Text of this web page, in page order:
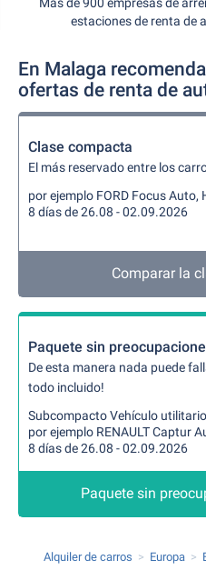
estaciones de renta de
En Malaga
ofertas de renta de
Clase compacta
El más reservado entre los
por ejemplo FORD Focus Auto,
8 días de 26.08 - 02.09.2026
Comparar la
Paquete sin
De esta manera nada puede
todo incluido!
Subcompacto Vehículo
por ejemplo RENAULT Captur
8 días de 26.08 - 02.09.2026
Paquete sin
Alquiler de carros Europa